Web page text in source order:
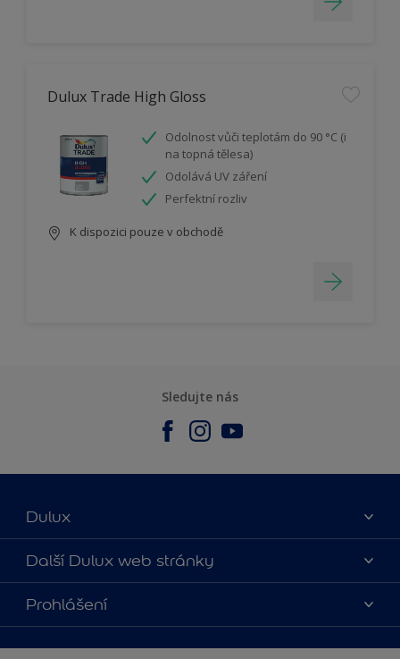
Dulux Trade High Gloss
Odolnost vůči teplotám do 90 °C (i
na topná tělesa)
Odolává UV záření
Perfektní rozliv
K dispozici pouze v obchodě
Sledujte nás
Dulux
O nás
Kontaktujte nás
Najít obchod
Další Dulux web stránky
duluxmalir.cz
duluxmaliar.sk
duluxprodejnabarev.cz
Prohlášení